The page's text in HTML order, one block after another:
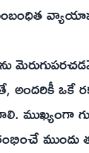
అందరికీ
ముఖ్యంగా
ముందు